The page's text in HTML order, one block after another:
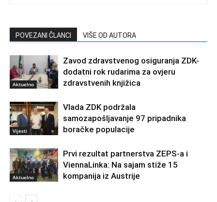
POVEZANI ČLANCI VIŠE OD AUTORA
Aktuelno
Zavod zdravstvenog osiguranja ZDK-
dodatni rok rudarima za ovjeru
zdravstvenih knjižica
Vijesti
Vlada ZDK podržala
samozapošljavanje 97 pripadnika
boračke populacije
Aktuelno
Prvi rezultat partnerstva ZEPS-a i
ViennaLinka: Na sajam stiže 15
kompanija iz Austrije